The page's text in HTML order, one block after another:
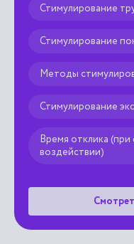
Стимулирование
Стимулирование
Методы
Стимулирование
Время отклика
воздействии)